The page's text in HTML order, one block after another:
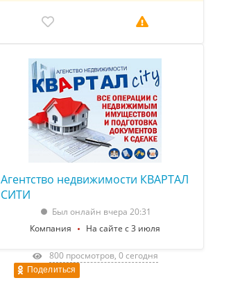
Агентство недвижимости КВАРТАЛ
СИТИ
Был онлайн вчера 20:31
Компания
На сайте с 3 июля
800 просмотров, 0 сегодня
Поделиться